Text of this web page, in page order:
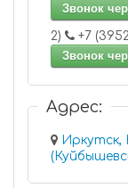
Звонок
2)
Звонок
Адрес:
Иркутск,